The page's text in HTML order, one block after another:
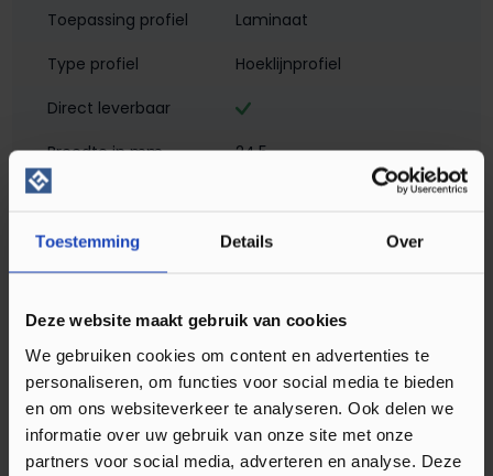
Toestemming Details Over
Deze website maakt gebruik van cookies
We gebruiken cookies om content en advertenties te
personaliseren, om functies voor social media te bieden
en om ons websiteverkeer te analyseren. Ook delen we
informatie over uw gebruik van onze site met onze
partners voor social media, adverteren en analyse. Deze
Toepassing profiel
Laminaat
Type profiel
Hoeklijnprofiel
Direct leverbaar
Breedte in mm
24,5
Hoogte in mm
Materiaal
Geanodiseerd aluminium
Matlook
Profielen
Hoeklijn- en eindprofielen
Soort profiel
Laminaat